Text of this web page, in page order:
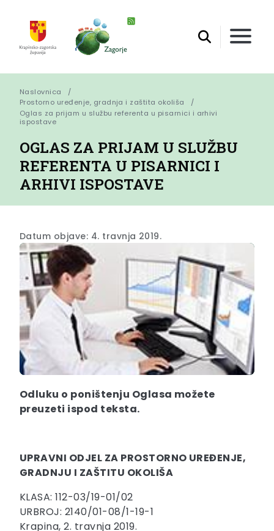
Naslovnica
Prostorno uređenje, gradnja i zaštita okoliša
Oglas za prijam u službu referenta u pisarnici i arhivi
ispostave
OGLAS ZA PRIJAM U SLUŽBU
REFERENTA U PISARNICI I
ARHIVI ISPOSTAVE
Datum objave: 4. travnja 2019.
Odluku o poništenju Oglasa možete
preuzeti ispod teksta.
UPRAVNI ODJEL ZA PROSTORNO UREĐENJE,
GRADNJU I ZAŠTITU OKOLIŠA
KLASA: 112-03/19-01/02
URBROJ: 2140/01-08/1-19-1
Krapina, 2. travnja 2019.